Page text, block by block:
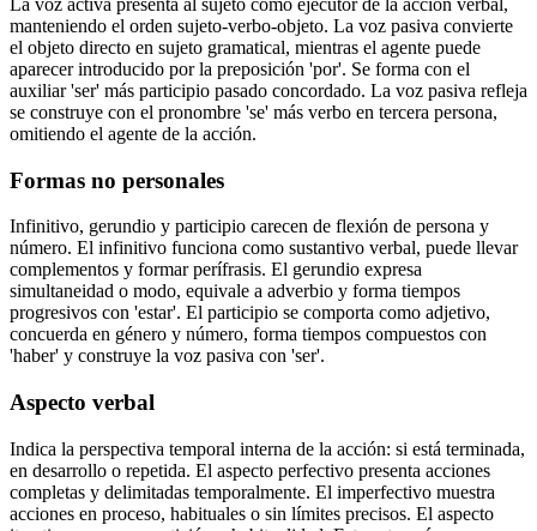
manteniendo el orden sujeto-verbo-objeto. La voz pasiva convierte
el objeto directo en sujeto gramatical, mientras el agente puede
aparecer introducido por la preposición 'por'. Se forma con el
auxiliar 'ser' más participio pasado concordado. La voz pasiva refleja
se construye con el pronombre 'se' más verbo en tercera persona,
omitiendo el agente de la acción.
Formas no personales
Infinitivo, gerundio y participio carecen de flexión de persona y
número. El infinitivo funciona como sustantivo verbal, puede llevar
complementos y formar perífrasis. El gerundio expresa
simultaneidad o modo, equivale a adverbio y forma tiempos
progresivos con 'estar'. El participio se comporta como adjetivo,
concuerda en género y número, forma tiempos compuestos con
'haber' y construye la voz pasiva con 'ser'.
Aspecto verbal
Indica la perspectiva temporal interna de la acción: si está terminada,
en desarrollo o repetida. El aspecto perfectivo presenta acciones
completas y delimitadas temporalmente. El imperfectivo muestra
acciones en proceso, habituales o sin límites precisos. El aspecto